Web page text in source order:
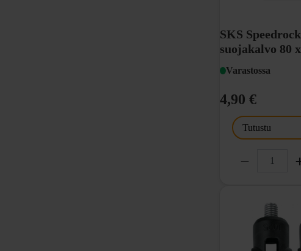
SKS
suojakalvo 80
Varastossa
4,90 €
Tutustu
kiinnitykseltä